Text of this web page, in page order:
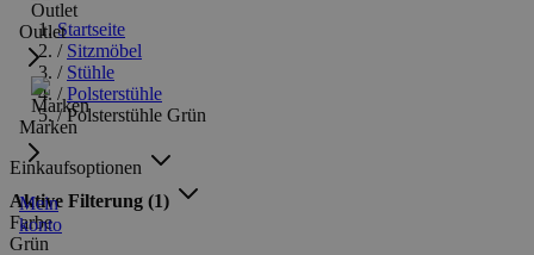
Outlet
Marken
Mein
konto
Startseite
/ Sitzmöbel
/ Stühle
/ Polsterstühle
/ Polsterstühle Grün
Einkaufsoptionen
Aktive Filterung (1)
Farbe
Grün